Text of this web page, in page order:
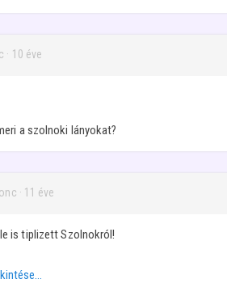
· 10 éve
a szolnoki lányokat?
· 11 éve
is tiplizett Szolnokról!